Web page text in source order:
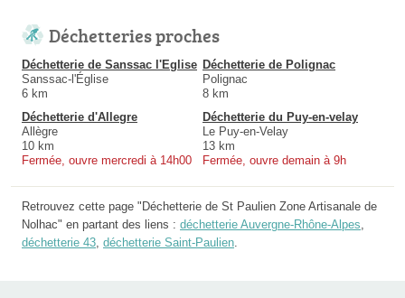
Déchetteries proches
Déchetterie de Sanssac l'Eglise
Sanssac-l'Église
6 km
Déchetterie de Polignac
Polignac
8 km
Déchetterie d'Allegre
Allègre
10 km
Fermée, ouvre mercredi à 14h00
Déchetterie du Puy-en-velay
Le Puy-en-Velay
13 km
Fermée, ouvre demain à 9h
Retrouvez cette page "Déchetterie de St Paulien Zone Artisanale de
Nolhac" en partant des liens : déchetterie Auvergne-Rhône-Alpes
déchetterie 43 déchetterie Saint-Paulien